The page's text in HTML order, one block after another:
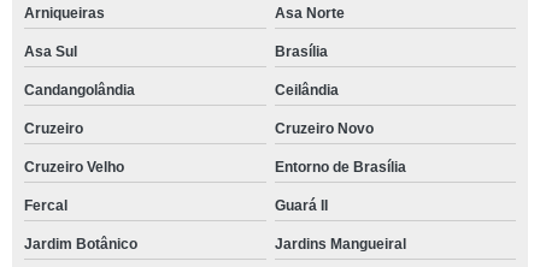
Arniqueiras Asa Norte
Asa Sul Brasília
Candangolândia Ceilândia
Cruzeiro Cruzeiro Novo
Cruzeiro Velho Entorno de Brasília
Fercal Guará II
Jardim Botânico Jardins Mangueiral